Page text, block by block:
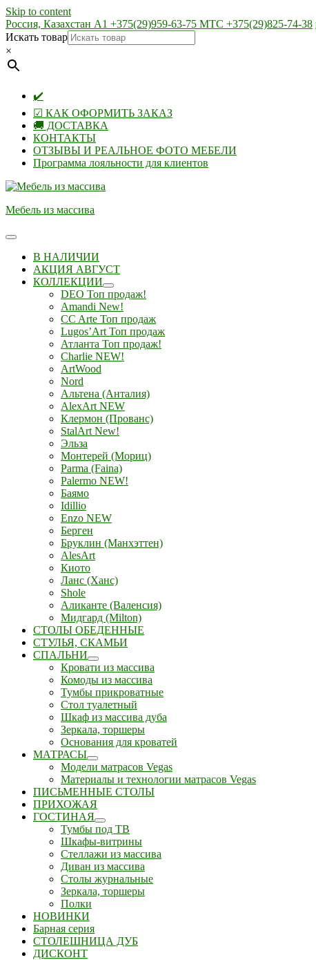
Skip to content
Россия, Казахстан А1 +375(29)959-63-75 МТС +375(29)825-74-38
Искать товар
×
✔️
☑ КАК ОФОРМИТЬ ЗАКАЗ
🚚 ДОСТАВКА
КОНТАКТЫ
ОТЗЫВЫ И РЕАЛЬНОЕ ФОТО МЕБЕЛИ
Программа лояльности для клиентов
Мебель из массива
В НАЛИЧИИ
АКЦИЯ АВГУСТ
КОЛЛЕКЦИИ
DEO Топ продаж!
Amandi New!
CC Arte Топ продаж
Lugos’Art Топ продаж
Атланта Топ продаж!
Charlie NEW!
ArtWood
Nord
Альтена (Анталия)
AlexArt NEW
Клермон (Прованс)
StalArt New!
Эльза
Монтерей (Мориц)
Parma (Faina)
Palermo NEW!
Баямо
Idillio
Enzo NEW
Берген
Бруклин (Манхэттен)
AlesArt
Киото
Ланс (Ханс)
Shole
Аликанте (Валенсия)
Мидгард (Milton)
СТОЛЫ ОБЕДЕННЫЕ
СТУЛЬЯ, СКАМЬИ
СПАЛЬНИ
Кровати из массива
Комоды из массива
Тумбы прикроватные
Стол туалетный
Шкаф из массива дуба
Зеркала, торшеры
Основания для кроватей
МАТРАСЫ
Модели матрасов Vegas
Материалы и технологии матрасов Vegas
ПИСЬМЕННЫЕ СТОЛЫ
ПРИХОЖАЯ
ГОСТИНАЯ
Тумбы под ТВ
Шкафы-витрины
Стеллажи из массива
Диван из массива
Столы журнальные
Зеркала, торшеры
Полки
НОВИНКИ
Барная серия
СТОЛЕШНИЦА ДУБ
ДИСКОНТ